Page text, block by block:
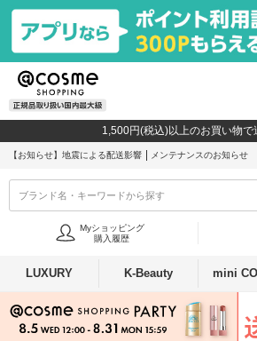
1,500円(税込)以上のお買い物で
【お知らせ】 地震による配送影響 メンテナンスのお知らせ
ブランド名・キーワードから探す
Myショッピング
購入履歴
LUXURY K-Beauty mini